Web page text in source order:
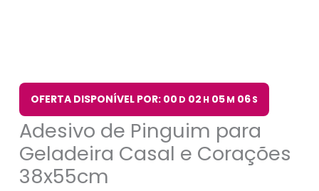
OFERTA DISPONÍVEL POR: 00 D 02 H 05M 06S
Adesivo de Pinguim para
Geladeira Casal e Corações
38x55cm